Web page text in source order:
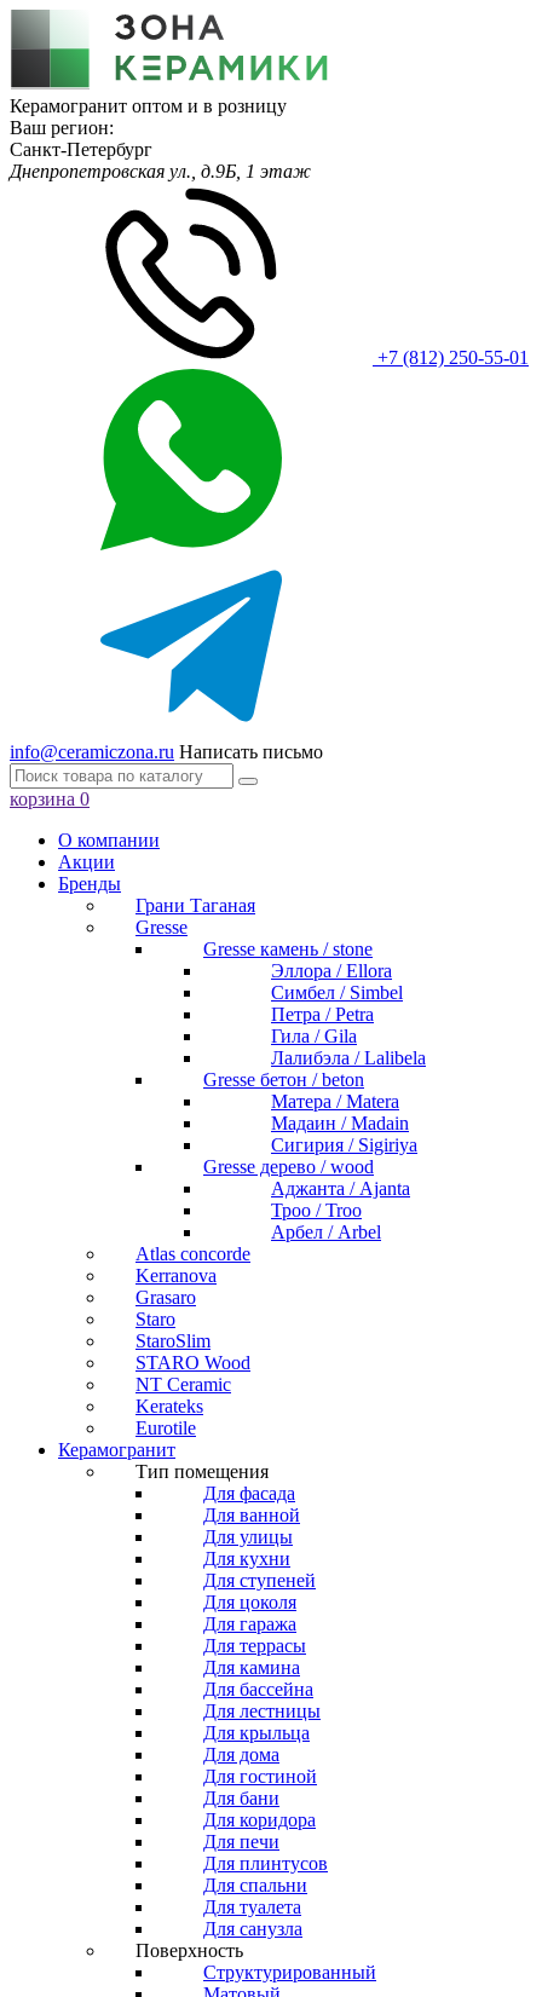
Керамогранит оптом и в розницу
Ваш регион:
Санкт-Петербург
Днепропетровская ул., д.9Б, 1 этаж
+7 (812) 250-55-01
info@ceramiczona.ru Написать письмо
корзина 0
О компании
Акции
Бренды
Грани Таганая
Gresse
Gresse камень / stone
Эллора / Ellora
Симбел / Simbel
Петра / Petra
Гила / Gila
Лалибэла / Lalibela
Gresse бетон / beton
Матера / Matera
Мадаин / Madain
Сигирия / Sigiriya
Gresse дерево / wood
Аджанта / Ajanta
Троо / Troo
Арбел / Arbel
Atlas concorde
Kerranova
Grasaro
Staro
StaroSlim
STARO Wood
NT Ceramic
Kerateks
Eurotile
Керамогранит
Тип помещения
Для фасада
Для ванной
Для улицы
Для кухни
Для ступеней
Для цоколя
Для гаража
Для террасы
Для камина
Для бассейна
Для лестницы
Для крыльца
Для дома
Для гостиной
Для бани
Для коридора
Для печи
Для плинтусов
Для спальни
Для туалета
Для санузла
Поверхность
Структурированный